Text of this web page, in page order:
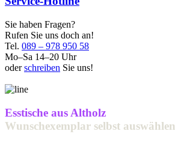
Sie haben Fragen?
Rufen Sie uns doch an!
Tel. 089 – 978 950 58
Mo–Sa 14–20 Uhr
oderschreiben Sie uns!
Esstische aus Altholz
Wunschexemplar selbst auswählen